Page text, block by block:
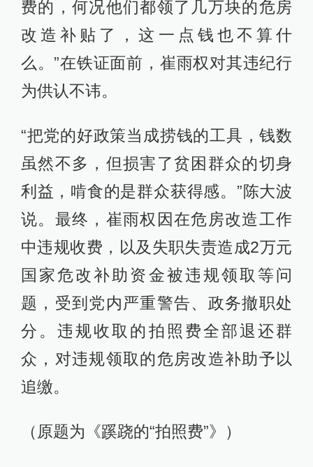
费的，何况他们都领了几万块的危房
改造补贴了，这一点钱也不算什
么。”在铁证面前，崔雨权对其违纪行
为供认不讳。
“把党的好政策当成捞钱的工具，钱数
虽然不多，但损害了贫困群众的切身
利益，啃食的是群众获得感。”陈大波
说。最终，崔雨权因在危房改造工作
中违规收费，以及失职失责造成2万元
国家危改补助资金被违规领取等问
题，受到党内严重警告、政务撤职处
分。违规收取的拍照费全部退还群
众，对违规领取的危房改造补助予以
追缴。
（原题为《蹊跷的“拍照费”》）